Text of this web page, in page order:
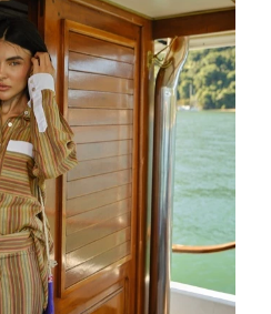
Poliamida e 3% Elastano.